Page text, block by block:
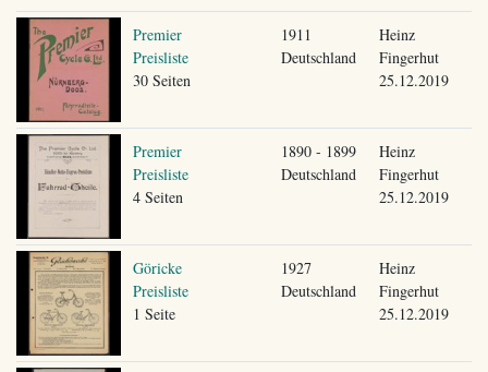
Premier
Preisliste
30 Seiten
1911
Deutschland
Heinz
Fingerhut
25.12.2019
Premier
Preisliste
4 Seiten
1890 - 1899
Deutschland
Heinz
Fingerhut
25.12.2019
Göricke
Preisliste
1 Seite
1927
Deutschland
Heinz
Fingerhut
25.12.2019